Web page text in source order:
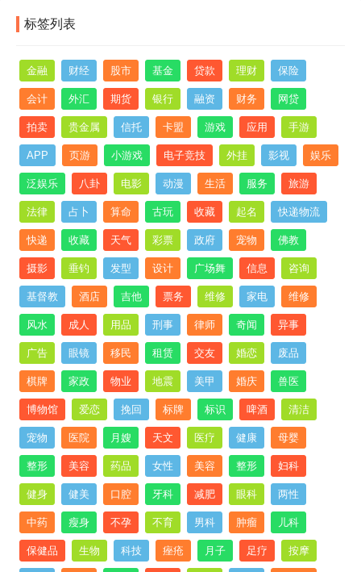
标签列表
金融 财经 股市 基金 贷款 理财 保险
会计 外汇 期货 银行 融资 财务 网贷
拍卖 贵金属 信托 卡盟 游戏 应用 手游
APP 页游 小游戏 电子竞技 外挂 影视 娱乐
泛娱乐 八卦 电影 动漫 生活 服务 旅游
法律 占卜 算命 古玩 收藏 起名 快递物流
快递 收藏 天气 彩票 政府 宠物 佛教
摄影 垂钓 发型 设计 广场舞 信息 咨询
基督教 酒店 吉他 票务 维修 家电 维修
风水 成人 用品 刑事 律师 奇闻 异事
广告 眼镜 移民 租赁 交友 婚恋 废品
棋牌 家政 物业 地震 美甲 婚庆 兽医
博物馆 爱恋 挽回 标牌 标识 啤酒 清洁
宠物 医院 月嫂 天文 医疗 健康 母婴
整形 美容 药品 女性 美容 整形 妇科
健身 健美 口腔 牙科 减肥 眼科 两性
中药 瘦身 不孕 不育 男科 肿瘤 儿科
保健品 生物 科技 痤疮 月子 足疗 按摩